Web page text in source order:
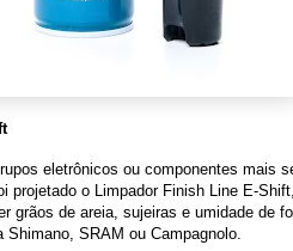
eletrônicos ou componentes mais
projetado o Limpador Finish Line E-
grãos de areia, sujeiras e umidade de
Shimano, SRAM ou Campagnolo.